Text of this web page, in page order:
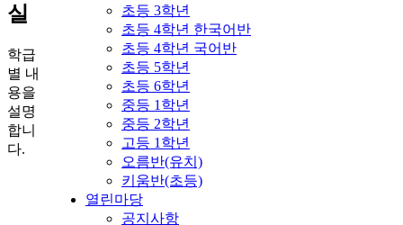
초등 3학년
초등 4학년 한국어반
초등 4학년 국어반
초등 5학년
초등 6학년
중등 1학년
중등 2학년
고등 1학년
오름반(유치)
키움반(초등)
열린마당
공지사항
실
학급
별 내
용을
설명
합니
다.